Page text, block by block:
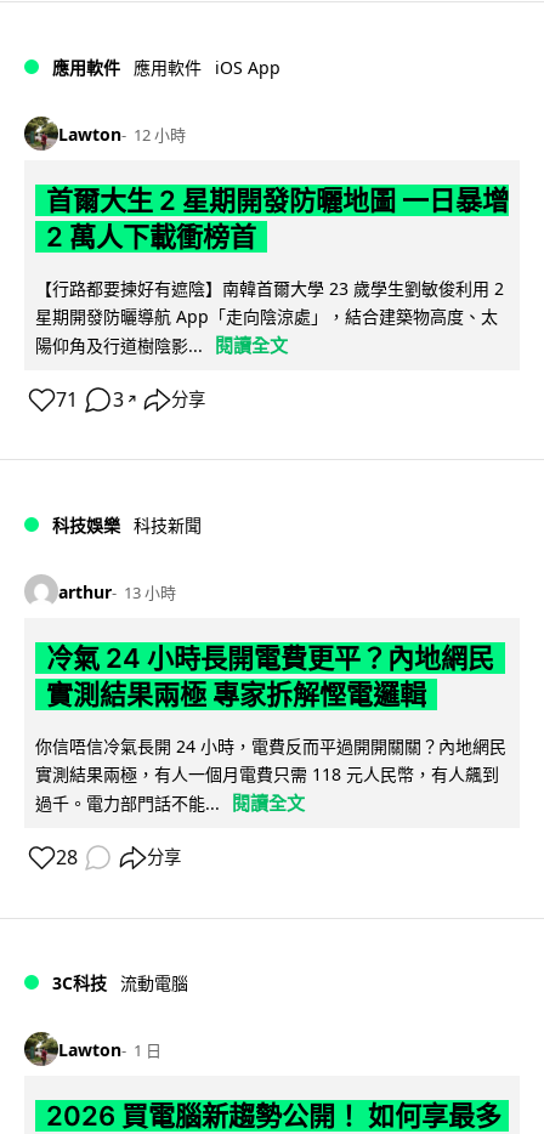
應用軟件 應用軟件 iOS App
Lawton 12 小時
首爾大生 2 星期開發防曬地圖 一日暴增
2 萬人下載衝榜首
【行路都要揀好有遮陰】南韓首爾大學 23 歲學生劉敏俊利用 2
星期開發防曬導航 App「走向陰涼處」，結合建築物高度、太
陽仰角及行道樹陰影...
閱讀全文
71 3 ↗ 分享
科技娛樂 科技新聞
arthur 13 小時
冷氣 24 小時長開電費更平？內地網民
實測結果兩極 專家拆解慳電邏輯
你信唔信冷氣長開 24 小時，電費反而平過開開關關？內地網民
實測結果兩極，有人一個月電費只需 118 元人民幣，有人飆到
過千。電力部門話不能...
閱讀全文
28 分享
3C科技 流動電腦
Lawton 1 日
2026 買電腦新趨勢公開！ 如何享最多